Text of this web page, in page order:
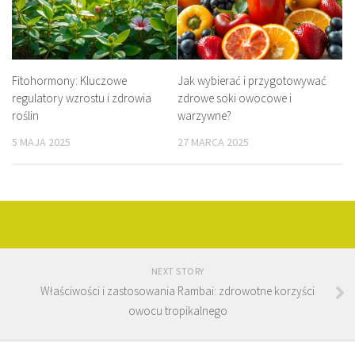
Fitohormony: Kluczowe
regulatory wzrostu i zdrowia
roślin
5 MAJA 2025
Jak wybierać i przygotowywać
zdrowe soki owocowe i
warzywne?
27 MARCA 2025
NEXT STORY
Właściwości i zastosowania Rambai: zdrowotne korzyści
owocu tropikalnego